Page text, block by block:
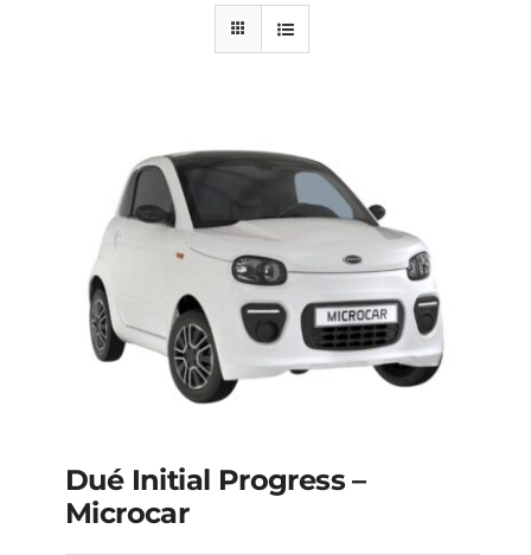
Dué initial Progress –
Dué Initial Progress –
Microcar